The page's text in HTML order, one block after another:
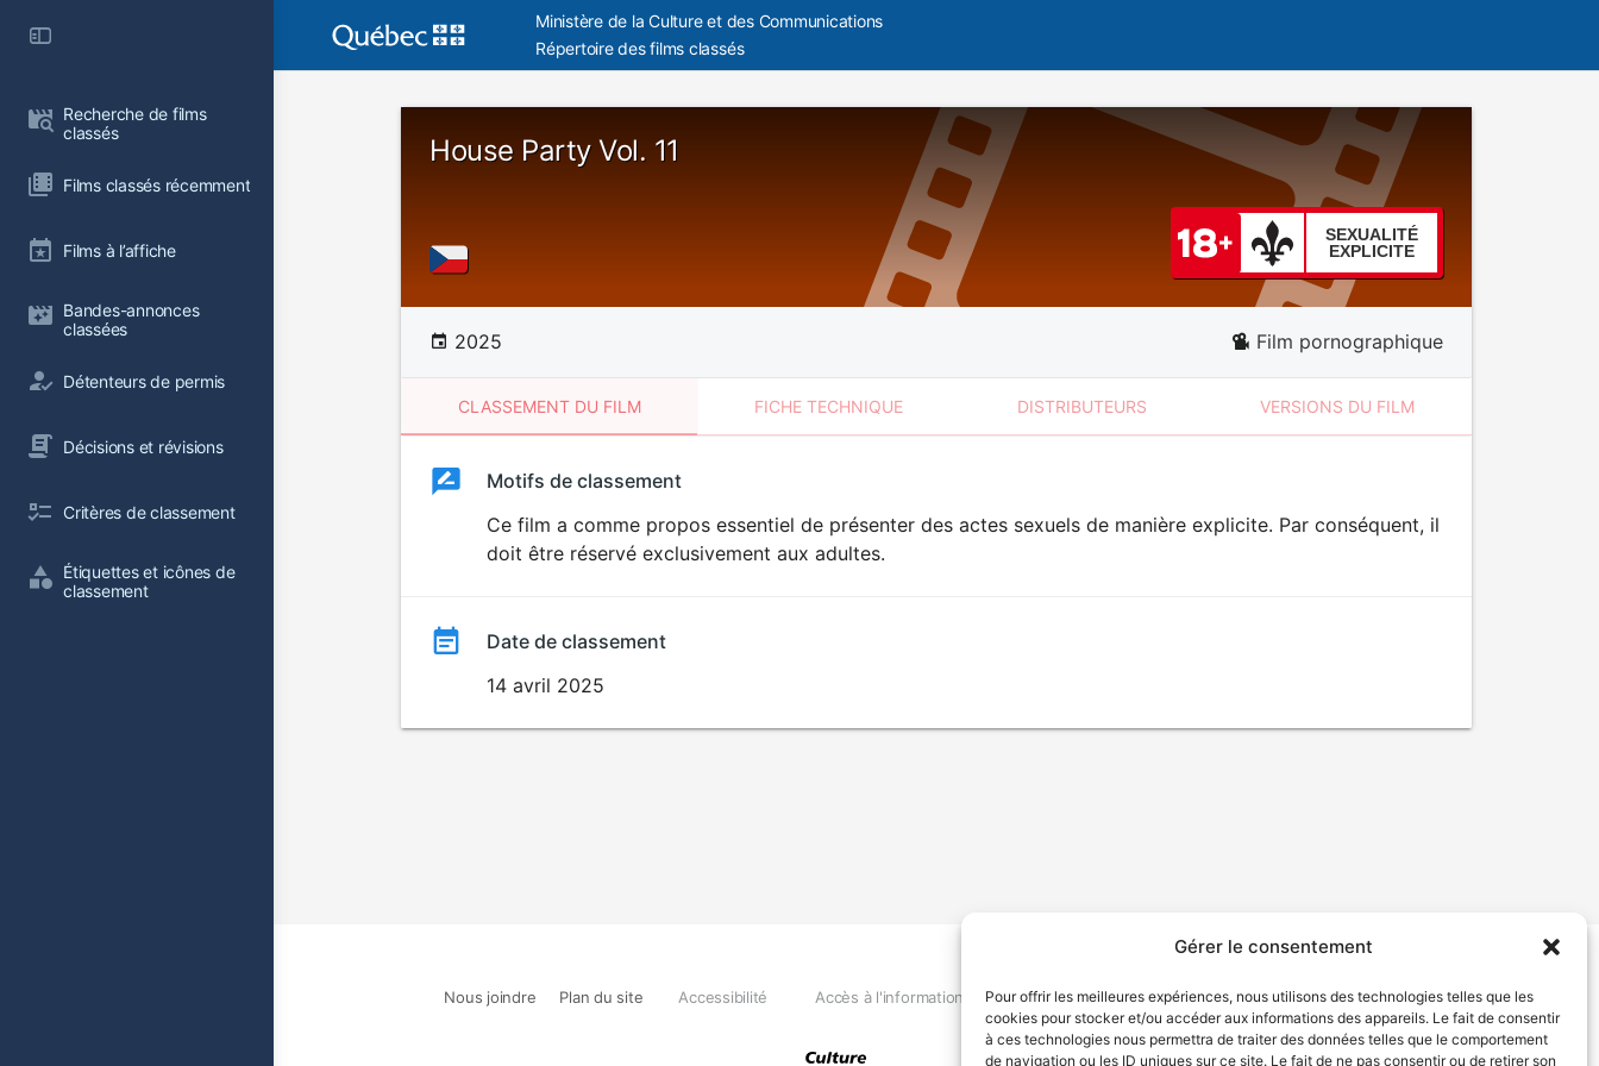
Gérer le consentement
Pour offrir les meilleures expériences, nous utilisons des technologies telles que les
cookies pour stocker et/ou accéder aux informations des appareils. Le fait de consentir
à ces technologies nous permettra de traiter des données telles que le comportement
de navigation ou les ID uniques sur ce site. Le fait de ne pas consentir ou de retirer son
Recherche de films
classés
Films classés récemment
Films à l’affiche
Bandes-annonces
classées
Détenteurs de permis
Décisions et révisions
Critères de classement
Étiquettes et icônes de
classement
Ministère de la Culture et des Communications
Répertoire des films classés
House Party Vol. 11
SEXUALITÉ
EXPLICITE
2025 Film pornographique
CLASSEMENT DU FILM FICHE TECHNIQUE DISTRIBUTEURS VERSIONS DU FILM
ClassementClassement
SEXUALITÉ
EXPLICITE
Motifs de classement
Ce film a comme propos essentiel de présenter des actes sexuels de manière explicite. Par conséquent, il
doit être réservé exclusivement aux adultes.
Date de classement
14 avril 2025
Nous joindre Plan du site Accessibilité Accès à l'information Déclaration de services Politique de confidentialité